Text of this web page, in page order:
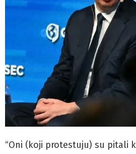
“Oni (koji protestuju) su pitali